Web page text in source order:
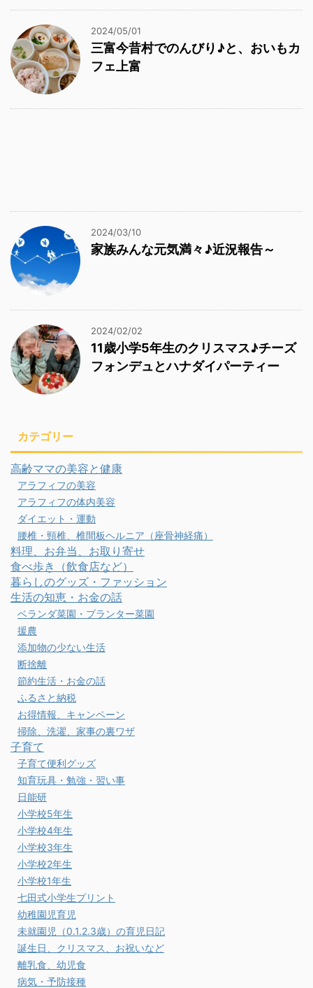
2024/05/01
三富今昔村でのんびり♪と、おいもカ
フェ上富
2024/03/10
家族みんな元気満々♪近況報告～
2024/02/02
11歳小学5年生のクリスマス♪チーズ
フォンデュとハナダイパーティー
カテゴリー
高齢ママの美容と健康
アラフィフの美容
アラフィフの体内美容
ダイエット・運動
腰椎・頸椎、椎間板ヘルニア（座骨神経痛）
料理、お弁当、お取り寄せ
食べ歩き（飲食店など）
暮らしのグッズ・ファッション
生活の知恵・お金の話
ベランダ菜園・プランター菜園
援農
添加物の少ない生活
断捨離
節約生活・お金の話
ふるさと納税
お得情報、キャンペーン
掃除、洗濯、家事の裏ワザ
子育て
子育て便利グッズ
知育玩具・勉強・習い事
日能研
小学校5年生
小学校4年生
小学校3年生
小学校2年生
小学校1年生
七田式小学生プリント
幼稚園児育児
未就園児（0.1.2.3歳）の育児日記
誕生日、クリスマス、お祝いなど
離乳食、幼児食
病気・予防接種